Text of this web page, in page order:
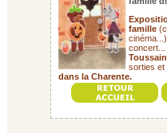
famille
concert...
sorties
dans la Charente.